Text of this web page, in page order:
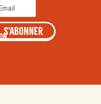
S'ABONNER